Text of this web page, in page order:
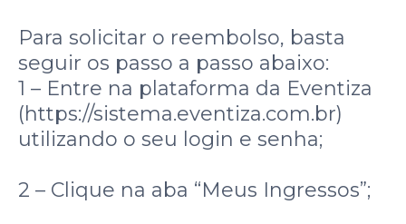
Para solicitar o reembolso, basta
seguir os passo a passo abaixo:
1 – Entre na plataforma da Eventiza
(https://sistema.eventiza.com.br)
utilizando o seu login e senha;
2 – Clique na aba “Meus Ingressos”;